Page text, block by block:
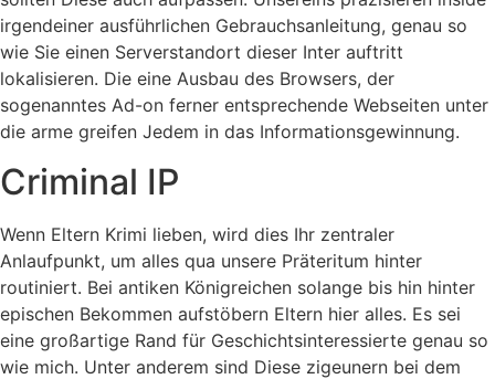
irgendeiner ausführlichen Gebrauchsanleitung, genau so
wie Sie einen Serverstandort dieser Inter auftritt
lokalisieren. Die eine Ausbau des Browsers, der
sogenanntes Ad-on ferner entsprechende Webseiten unter
die arme greifen Jedem in das Informationsgewinnung.
Criminal IP
Wenn Eltern Krimi lieben, wird dies Ihr zentraler
Anlaufpunkt, um alles qua unsere Präteritum hinter
routiniert. Bei antiken Königreichen solange bis hin hinter
epischen Bekommen aufstöbern Eltern hier alles. Es sei
eine großartige Rand für Geschichtsinteressierte genau so
wie mich. Unter anderem sind Diese zigeunern bei dem